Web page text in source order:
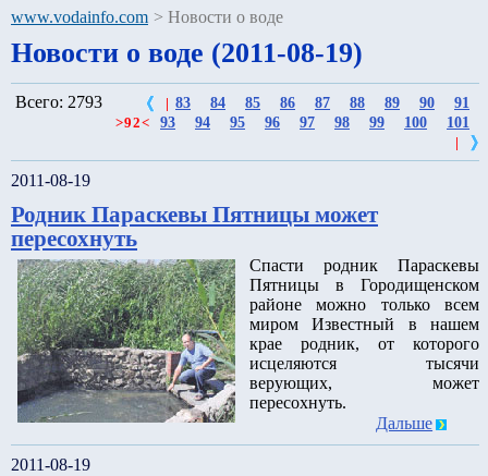
www.vodainfo.com > Новости о воде
Новости о воде (2011-08-19)
Всего: 2793 83 84 85 86 87 88 89 90 91
>92< 93 94 95 96 97 98 99 100 101
2011-08-19
Родник Параскевы Пятницы может
пересохнуть
Спасти родник Параскевы
Пятницы в Городищенском
районе можно только всем
миром Известный в нашем
крае родник, от которого
исцеляются тысячи
верующих, может
пересохнуть.
Дальше
2011-08-19